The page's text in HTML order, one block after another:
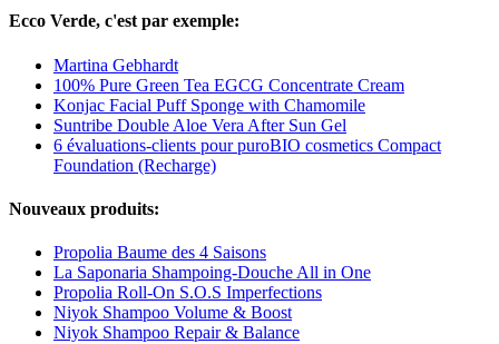
Ecco Verde, c'est par exemple:
Martina Gebhardt
100% Pure Green Tea EGCG Concentrate Cream
Konjac Facial Puff Sponge with Chamomile
Suntribe Double Aloe Vera After Sun Gel
6 évaluations-clients pour puroBIO cosmetics Compact
Foundation (Recharge)
Nouveaux produits:
Propolia Baume des 4 Saisons
La Saponaria Shampoing-Douche All in One
Propolia Roll-On S.O.S Imperfections
Niyok Shampoo Volume & Boost
Niyok Shampoo Repair & Balance